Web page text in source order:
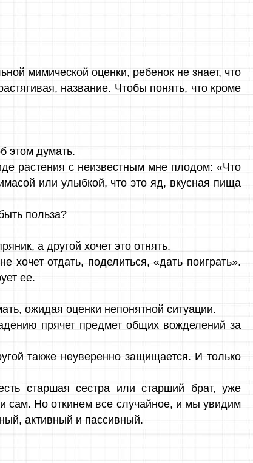
мимической оценки, ребенок не знает, что
название. Чтобы понять, что кроме
этом думать.
растения с неизвестным мне плодом: «Что
или улыбкой, что это яд, вкусная пища
польза?
а другой хочет это отнять.
хочет отдать, поделиться, «дать поиграть».
ее.
ожидая оценки непонятной ситуации.
прячет предмет общих вожделений за
также неуверенно защищается. И только
старшая сестра или старший брат, уже
сам. Но откинем все случайное, и мы увидим
активный и пассивный.